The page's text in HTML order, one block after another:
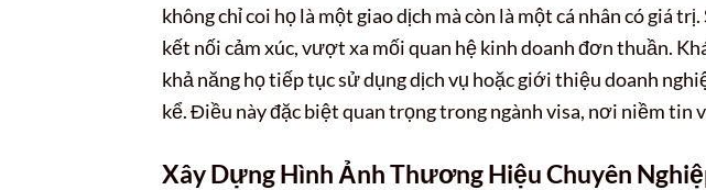
không chỉ coi họ là một giao dịch mà còn là một cá nhân có giá
kết nối cảm xúc, vượt xa mối quan hệ kinh doanh đơn thuần.
khả năng họ tiếp tục sử dụng dịch vụ hoặc giới thiệu doanh
kể. Điều này đặc biệt quan trọng trong ngành visa, nơi niềm tin
Xây Dựng Hình Ảnh Thương Hiệu Chuyên